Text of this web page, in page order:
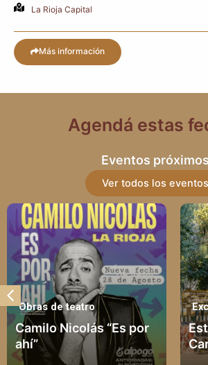
La Rioja Capital
Más información
Agendá estas
Eventos próximos
Ver todos los eventos
Obras de teatro
Camilo Nicolás “Es por
ahí”